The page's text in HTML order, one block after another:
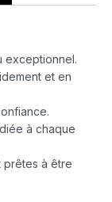
exceptionnel.
et en
à chaque
prêtes à être